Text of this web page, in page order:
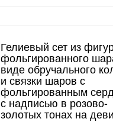
Гелиевый сет из
фольгированного
виде обручального
и связки шаров с
фольгированным
с надписью в розово-
золотых тонах на